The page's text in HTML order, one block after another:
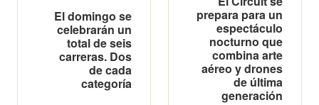
El domingo se
celebrarán un
total de seis
carreras. Dos
de cada
categoría
prepara para un
espectáculo
nocturno que
combina arte
aéreo y drones
de última
generación